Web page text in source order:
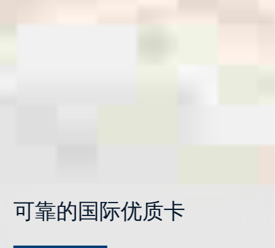
立即自动您的财务！
可靠的国际优质卡
全球贸易融资
可持续业务贷款